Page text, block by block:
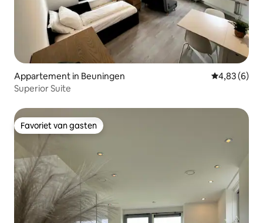
Appartement in Beuningen Gemiddelde
4,83 (6)
Superior Suite
Favoriet van gasten
Favoriet van gasten